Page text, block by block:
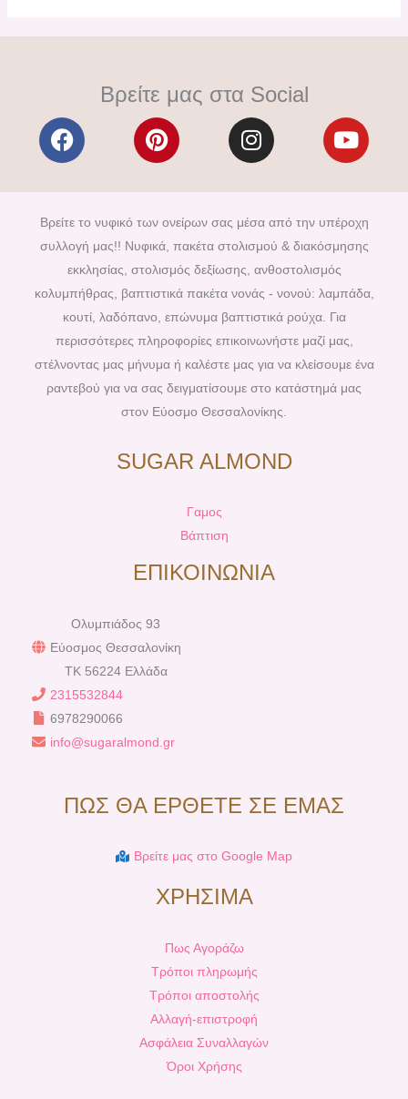
Βρείτε μας στα Social
F
a
e
b
o
o
k
P
i
t
e
r
e
s
t
I
n
t
a
g
r
a
m
Y
o
t
u
b
Βρείτε το νυφικό των ονείρων σας μέσα από την υπέροχη
συλλογή μας!! Νυφικά, πακέτα στολισμού & διακόσμησης
εκκλησίας, στολισμός δεξίωσης, ανθοστολισμός
κολυμπήθρας, βαπτιστικά πακέτα νονάς - νονού: λαμπάδα,
κουτί, λαδόπανο, επώνυμα βαπτιστικά ρούχα. Για
περισσότερες πληροφορίες επικοινωνήστε μαζί μας,
στέλνοντας μας μήνυμα ή καλέστε μας για να κλείσουμε ένα
ραντεβού για να σας δειγματίσουμε στο κατάστημά μας
στον Εύοσμο Θεσσαλονίκης.
SUGAR ALMOND
Γαμος
Βάπτιση
ΕΠΙΚΟΙΝΩΝΙΑ
Ολυμπιάδος 93
Εύοσμος Θεσσαλονίκη
TK 56224 Ελλάδα
2315532844
6978290066
info@sugaralmond.gr
ΠΩΣ ΘΑ ΕΡΘΕΤΕ ΣΕ ΕΜΑΣ
Βρείτε μας στο Google Map
ΧΡΗΣΙΜΑ
Πως Αγοράζω
Τρόποι πληρωμής
Τρόποι αποστολής
Αλλαγή-επιστροφή
Ασφάλεια Συναλλαγών
Όροι Χρήσης